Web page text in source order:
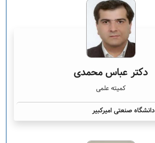
دکتر عباس محمدی
کمیته علمی
دانشگاه صنعتی امیرکبیر